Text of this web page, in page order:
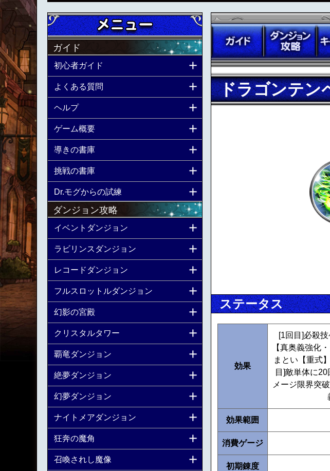
ドラゴンテン
ステータス
効果
[1回目]必殺
【真奥義強化
まとい【重式
目]敵単体に
メージ限界突
効果範囲
消費ゲージ
初期錬度
ガイド
初心者ガイド
よくある質問
ヘルプ
ゲーム概要
導きの書庫
挑戦の書庫
Dr.モグからの試練
ダンジョン攻略
イベントダンジョン
ラビリンスダンジョン
レコードダンジョン
フルスロットルダンジョン
幻影の宮殿
クリスタルタワー
覇竜ダンジョン
絶夢ダンジョン
幻夢ダンジョン
ナイトメアダンジョン
狂奔の魔角
召喚されし魔像